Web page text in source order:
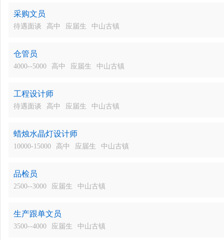
采购文员
待遇面谈 高中 应届生 中山古镇
仓管员
4000--5000 高中 应届生 中山古镇
工程设计师
待遇面谈 高中 应届生 中山古镇
蜡烛水晶灯设计师
10000-15000 高中 应届生 中山古镇
品检员
2500--3000 应届生 中山古镇
生产跟单文员
3500--4000 应届生 中山古镇